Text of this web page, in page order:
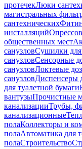
протечекЛюки
магистральных
сантехнических
инсталляций
общественных мест
санузловСушилки
санузловСенсорные
санузловЛоктевые
санузловДиспенсеры
для туалетной бумаги
вантузыПрочистные
канализацииТрубы,
канализационные
полаКоллекторы и
полаАвтоматика для
полаСтроительство